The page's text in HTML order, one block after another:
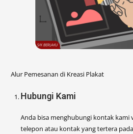
Alur Pemesanan di Kreasi Plakat
Hubungi Kami
Anda bisa menghubungi kontak kami
telepon atau kontak yang tertera